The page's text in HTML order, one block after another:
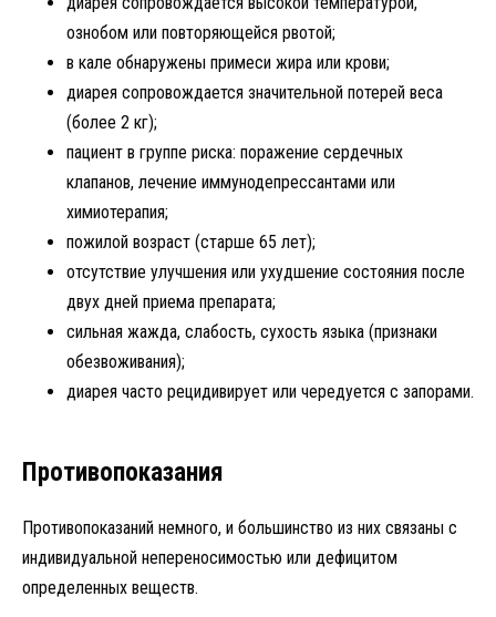
ознобом или повторяющейся рвотой;
в кале обнаружены примеси жира или крови;
диарея сопровождается значительной потерей веса
(более 2 кг);
пациент в группе риска: поражение сердечных
клапанов, лечение иммунодепрессантами или
химиотерапия;
пожилой возраст (старше 65 лет);
отсутствие улучшения или ухудшение состояния после
двух дней приема препарата;
сильная жажда, слабость, сухость языка (признаки
обезвоживания);
диарея часто рецидивирует или чередуется с запорами.
Противопоказания
Противопоказаний немного, и большинство из них связаны с
индивидуальной непереносимостью или дефицитом
определенных веществ.